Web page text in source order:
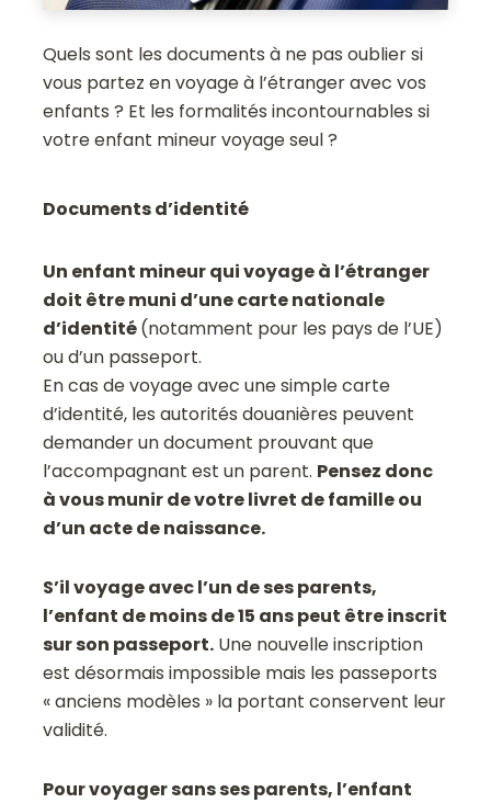
Quels sont les documents à ne pas oublier si
vous partez en voyage à l’étranger avec vos
enfants ? Et les formalités incontournables si
votre enfant mineur voyage seul ?
Documents d’identité
Un enfant mineur qui voyage à l’étranger
doit être muni d’une carte nationale
d’identité(notamment pour les pays de l’UE)
ou d’un passeport.
En cas de voyage avec une simple carte
d’identité, les autorités douanières peuvent
demander un document prouvant que
l’accompagnant est un parent. Pensez donc
à vous munir de votre livret de famille ou
d’un acte de naissance.
S’il voyage avec l’un de ses parents,
l’enfant de moins de 15 ans peut être inscrit
sur son passeport. Une nouvelle inscription
est désormais impossible mais les passeports
« anciens modèles » la portant conservent leur
validité.
Pour voyager sans ses parents, l’enfant